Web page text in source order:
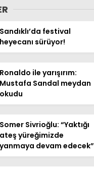
Sandıklı’da festival
heyecanı sürüyor!
Ronaldo ile yarışırım:
Mustafa Sandal meydan
okudu
Somer Sivrioğlu: “Yaktığı
ateş yüreğimizde
yanmaya devam edecek”